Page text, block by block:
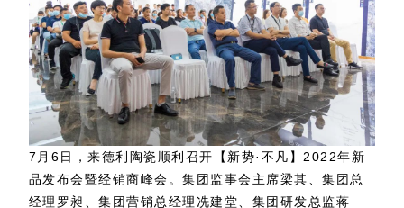
7月6日，来德利陶瓷顺利召开【新势·不凡】2022年新
品发布会暨经销商峰会。集团监事会主席梁其、集团总
经理罗昶、集团营销总经理冼建堂、集团研发总监蒋